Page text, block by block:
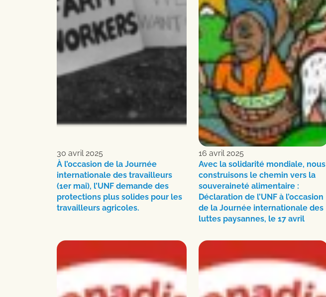
30 avril 2025
À l’occasion de la Journée
internationale des travailleurs
(1er mai), l’UNF demande des
protections plus solides pour les
travailleurs agricoles.
16 avril 2025
Avec la solidarité mondiale, nous
construisons le chemin vers la
souveraineté alimentaire :
Déclaration de l’UNF à l’occasion
de la Journée internationale des
luttes paysannes, le 17 avril